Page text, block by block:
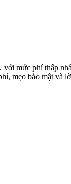
mức phí thấp
mẹo bảo mật và